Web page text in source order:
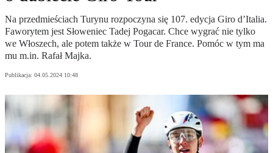
Na przedmieściach Turynu rozpoczyna się 107. edycja Giro d’Italia.
Faworytem jest Słoweniec Tadej Pogacar. Chce wygrać nie tylko
we Włoszech, ale potem także w Tour de France. Pomóc w tym ma
mu m.in. Rafał Majka.
Publikacja: 04.05.2024 10:48